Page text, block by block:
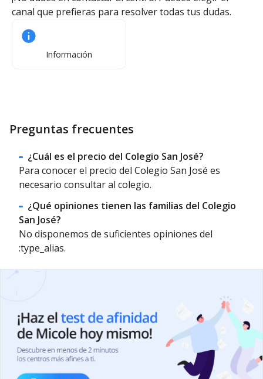
canal que prefieras para resolver todas tus dudas.
Información
Preguntas frecuentes
¿Cuál es el precio del Colegio San José?
Para conocer el precio del Colegio San José es
necesario consultar al colegio.
¿Qué opiniones tienen las familias del Colegio
San José?
No disponemos de suficientes opiniones del
:type_alias.